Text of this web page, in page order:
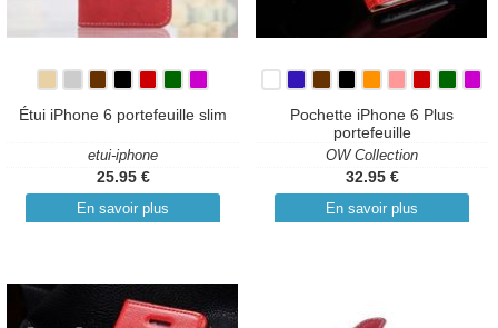
Étui iPhone 6 portefeuille slim
etui-iphone
25.95 €
En savoir plus
Pochette iPhone 6 Plus
portefeuille
OW Collection
32.95 €
En savoir plus